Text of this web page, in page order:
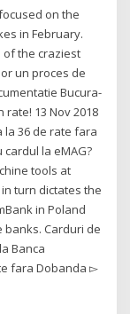
on the
in February.
of the craziest
un proces de
Bucura-
13 Nov 2018
la 36 de rate fara
la eMAG?
tools at
turn dictates the
in Poland
Carduri de
Banca
fara Dobanda ▻